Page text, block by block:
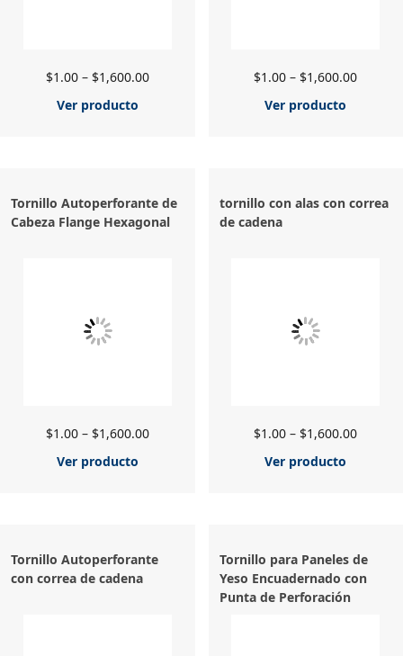
$1.00– $1,600.00
Ver producto
$1.00 – $1,600.00
Ver producto
Tornillo Autoperforante de
Cabeza Flange Hexagonal
$1.00– $1,600.00
Ver producto
tornillo con alas con correa
de cadena
$1.00 – $1,600.00
Ver producto
Tornillo Autoperforante
con correa de cadena
Tornillo para Paneles de
Yeso Encuadernado con
Punta de Perforación